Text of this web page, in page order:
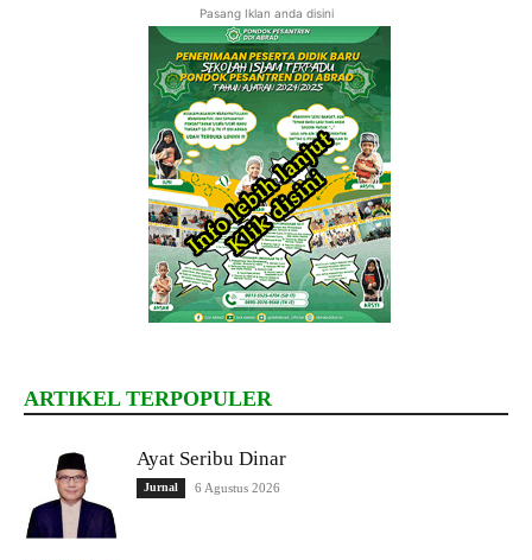
Pasang Iklan anda disini
ARTIKEL TERPOPULER
Ayat Seribu Dinar
Jurnal 6 Agustus 2026